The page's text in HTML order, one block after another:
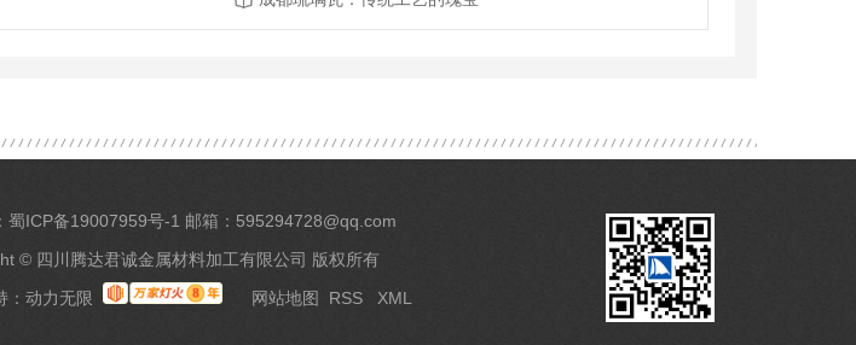
蜀ICP备19007959号-1 邮箱：595294728@qq.com
© 四川腾达君诚金属材料加工有限公司 版权所有
动力无限 网站地图 RSS XML